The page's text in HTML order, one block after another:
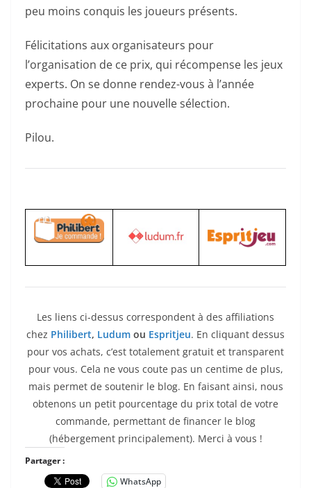
peu moins conquis les joueurs présents.
Félicitations aux organisateurs pour
l’organisation de ce prix, qui récompense les jeux
experts. On se donne rendez-vous à l’année
prochaine pour une nouvelle sélection.
Pilou.
Les liens ci-dessus correspondent à des affiliations
chez Philibert, Ludum ou Espritjeu. En cliquant dessus
pour vos achats, c’est totalement gratuit et transparent
pour vous. Cela ne vous coute pas un centime de plus,
mais permet de soutenir le blog. En faisant ainsi, nous
obtenons un petit pourcentage du prix total de votre
commande, permettant de financer le blog
(hébergement principalement). Merci à vous !
Partager :
WhatsApp